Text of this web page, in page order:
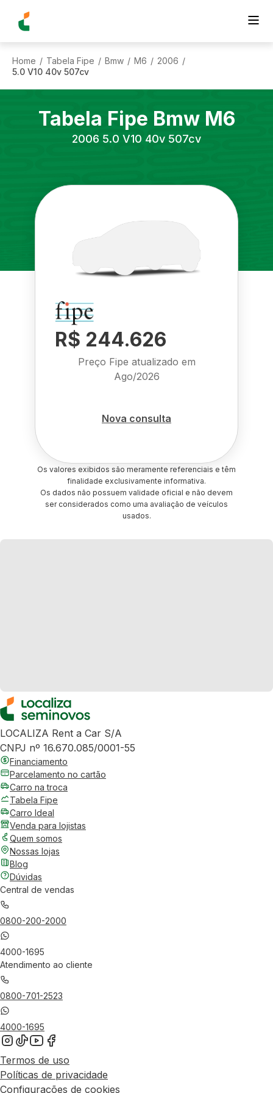
Home / Tabela Fipe / Bmw / M6 / 2006 /
5.0 V10 40v 507cv
Tabela Fipe Bmw M6
2006 5.0 V10 40v 507cv
R$ 244.626
Preço Fipe atualizado em
Ago/2026
Nova consulta
Os valores exibidos são meramente referenciais e têm
finalidade exclusivamente informativa.
Os dados não possuem validade oficial e não devem
ser considerados como uma avaliação de veículos
usados.
LOCALIZA Rent a Car S/A
CNPJ nº 16.670.085/0001-55
Financiamento
Parcelamento no cartão
Carro na troca
Tabela Fipe
Carro Ideal
Venda para lojistas
Quem somos
Nossas lojas
Blog
Dúvidas
Central de vendas
0800-200-2000
4000-1695
Atendimento ao cliente
0800-701-2523
4000-1695
Termos de uso
Políticas de privacidade
Configurações de cookies